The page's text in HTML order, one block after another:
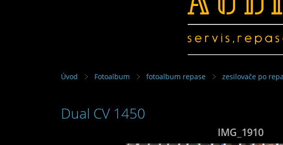
Úvod Fotoalbum fotoalbum repase zesilovače po
Dual CV 1450
IMG_1910